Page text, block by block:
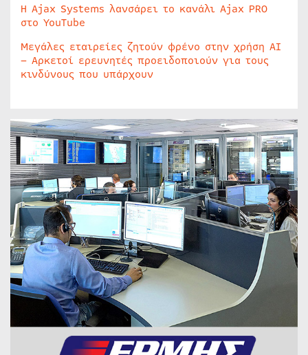
Η Ajax Systems λανσάρει το κανάλι Ajax PRO
στο YouTube
Μεγάλες εταιρείες ζητούν φρένο στην χρήση AI
– Αρκετοί ερευνητές προειδοποιούν για τους
κινδύνους που υπάρχουν